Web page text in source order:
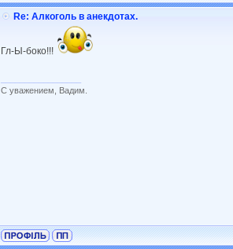
Re: Алкоголь в анекдотах.
Гл-Ы-боко!!!
С уважением, Вадим.